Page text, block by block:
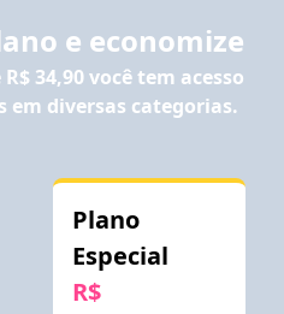
e economize
R$ 34,90você tem acesso
em diversas categorias.
Plano
Especial
R$